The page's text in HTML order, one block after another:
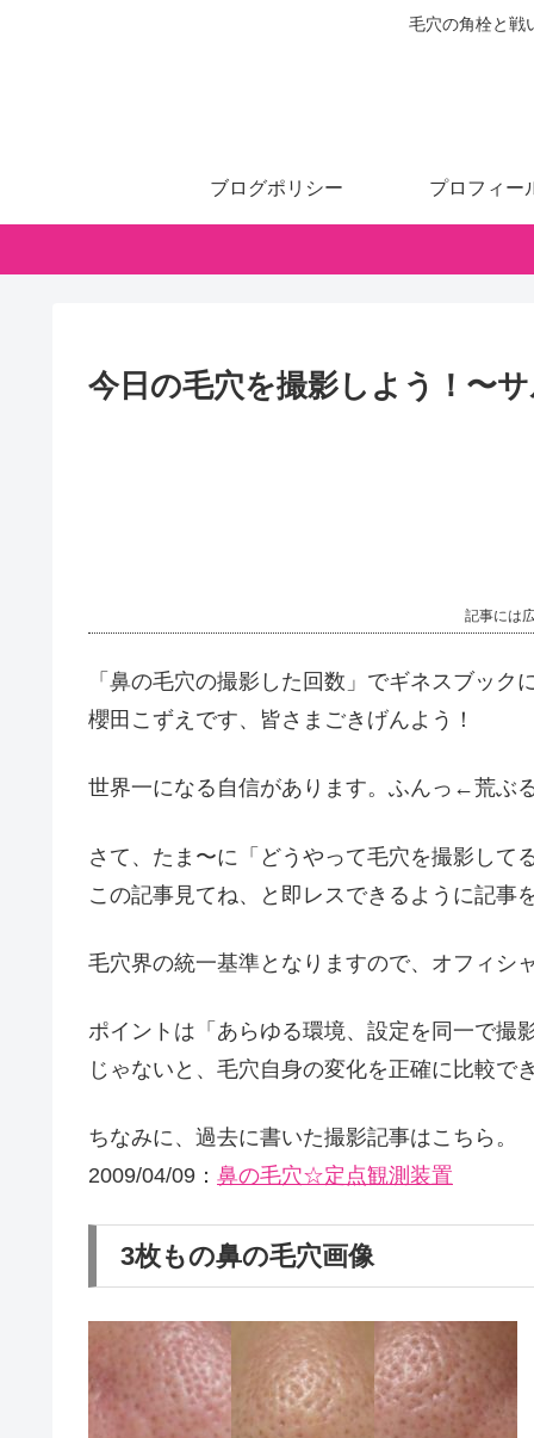
毛穴の角栓と戦
ブログポリシー プロフィー
今日の毛穴を撮影しよう！〜
記事には
「鼻の毛穴の撮影した回数」でギネスブック
櫻田こずえです、皆さまごきげんよう！
世界一になる自信があります。ふんっ←荒ぶ
さて、たま〜に「どうやって毛穴を撮影して
この記事見てね、と即レスできるように記事
毛穴界の統一基準となりますので、オフィシ
ポイントは「あらゆる環境、設定を同一で撮
じゃないと、毛穴自身の変化を正確に比較で
ちなみに、過去に書いた撮影記事はこちら。
2009/04/09： 鼻の毛穴☆定点観測装置
3枚もの鼻の毛穴画像